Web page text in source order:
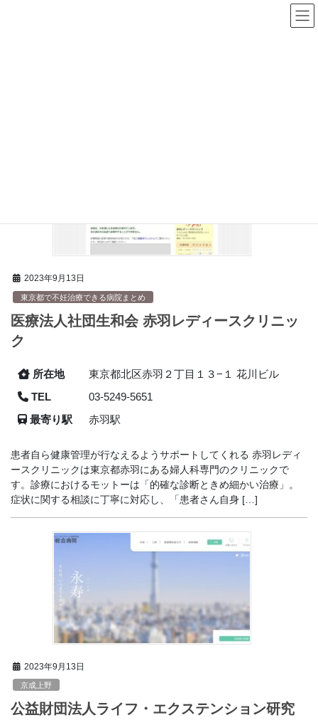
2023年9月13日
東京都で不妊治療できる病院まとめ
医療法人社団生和会 赤羽レディースクリニッ
ク
所在地
東京都北区赤羽２丁目１３−１ 花川ビル
TEL
03-5249-5651
最寄り駅
赤羽駅
患者自ら健康管理が行なえるようサポートしてくれる 赤羽レディ
ースクリニックは東京都赤羽にある婦人科専門のクリニックで
す。診療におけるモットーは「的確な診断ときめ細かい治療」。
症状に関する相談に丁寧に対応し、「患者さん自身 […]
2023年9月13日
京成上野
公益財団法人ライフ・エクステンション研究